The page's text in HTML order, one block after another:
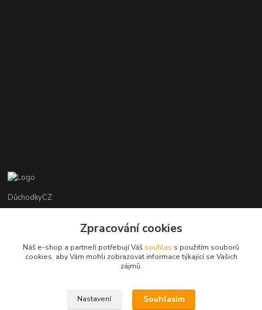
DůchodkyCZ
+420 412384749
objednavky@duchodky.cz
Zpracování cookies
Náš e-shop a partneři potřebují Váš souhlas s použitím souborů
cookies, aby Vám mohli zobrazovat informace týkající se Vašich
zájmů.
Nastavení Souhlasím